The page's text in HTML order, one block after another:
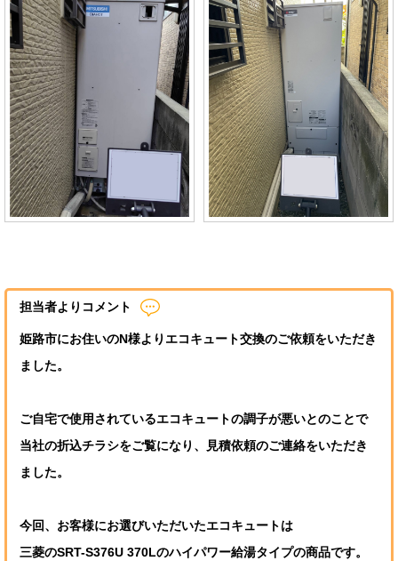
担当者よりコメント
姫路市にお住いのN様よりエコキュート交換のご依頼をいただき
ました。
ご自宅で使用されているエコキュートの調子が悪いとのことで
当社の折込チラシをご覧になり、見積依頼のご連絡をいただき
ました。
今回、お客様にお選びいただいたエコキュートは
三菱のSRT-S376U 370Lのハイパワー給湯タイプの商品です。